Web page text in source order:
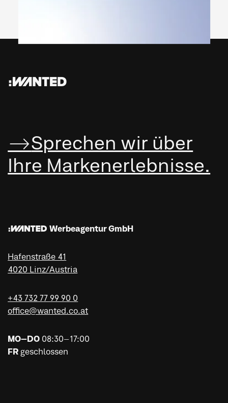
:WANTED
Sprechen wir über
Ihre Marken­erleb­nisse.
:WANTED Werbeagentur GmbH
Hafenstraße 41
4020 Linz/Austria
+43 732 77 99 90 0
office@wanted.co.at
MO–DO 08:30–17:00
FR geschlossen